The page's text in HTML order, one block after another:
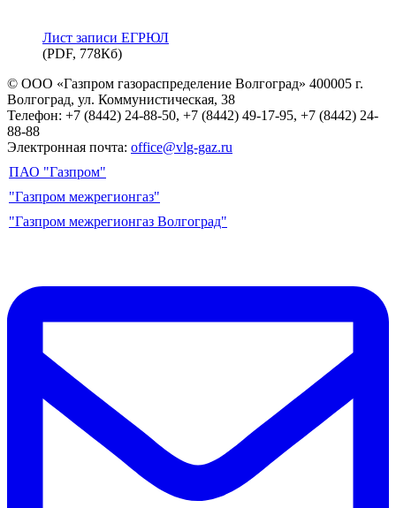
Лист записи ЕГРЮЛ
(PDF, 778Кб)
© ООО «Газпром газораспределение Волгоград» 400005 г.
Волгоград, ул. Коммунистическая, 38
Телефон: +7 (8442) 24-88-50, +7 (8442) 49-17-95, +7 (8442) 24-
88-88
Электронная почта: office@vlg-gaz.ru
ПАО "Газпром"
"Газпром межрегионгаз"
"Газпром межрегионгаз Волгоград"